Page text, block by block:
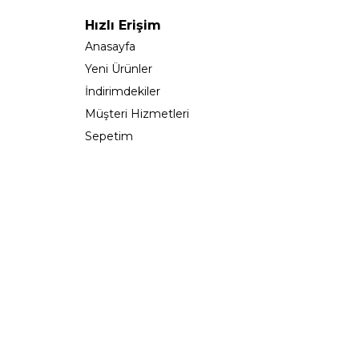
Hızlı Erişim
Anasayfa
Yeni Ürünler
İndirimdekiler
Müşteri Hizmetleri
Sepetim